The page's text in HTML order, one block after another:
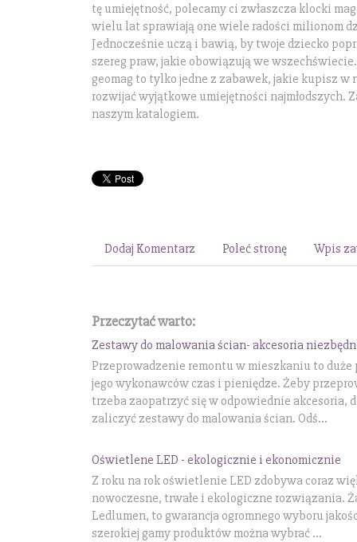
tę umiejętność, polecamy ci zwłaszcza klocki
wielu lat sprawiają one wiele radości milionom
Jednocześnie uczą i bawią, by twoje dziecko
szereg praw, jakie obowiązują we
geomag to tylko jedne z zabawek, jakie kupisz w
rozwijać wyjątkowe umiejętności najmłodszych.
naszym katalogiem.
Dodaj Komentarz Poleć stronę Wpis
Przeczytać warto:
Zestawy do malowania ścian- akcesoria
Przeprowadzenie remontu w mieszkaniu to
jego wykonawców czas i pieniędze. Żeby
trzeba zaopatrzyć się w odpowiednie akcesoria,
zaliczyć zestawy do malowania ścian. Odś...
Oświetlene LED - ekologicznie i ekonomicznie
Z roku na rok oświetlenie LED zdobywa coraz
nowoczesne, trwałe i ekologiczne rozwiązania.
Ledlumen, to gwarancja ogromnego wyboru
szerokiej gamy produktów można wybrać ...